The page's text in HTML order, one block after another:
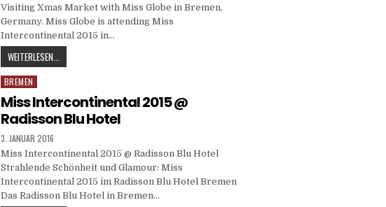
Visiting Xmas Market with Miss Globe in Bremen,
Germany. Miss Globe is attending Miss
Intercontinental 2015 in…
WEITERLESEN...
MARKET
WITH
MISS
GLOBE
Posted
in
BREMEN
Miss Intercontinental 2015 @
Radisson Blu Hotel
PUBLISHED
DATE:
3. JANUAR 2016
Miss Intercontinental 2015 @ Radisson Blu Hotel
Strahlende Schönheit und Glamour: Miss
Intercontinental 2015 im Radisson Blu Hotel Bremen
Das Radisson Blu Hotel in Bremen…